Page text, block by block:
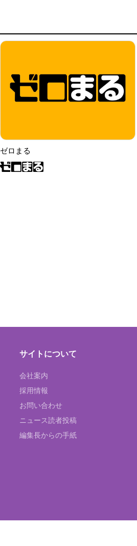
ゼロまる
サイトについて
会社案内
採用情報
お問い合わせ
ニュース読者投稿
編集長からの手紙